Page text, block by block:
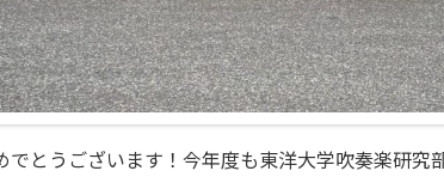
でとうございます！今年度も東洋大学吹奏楽研究